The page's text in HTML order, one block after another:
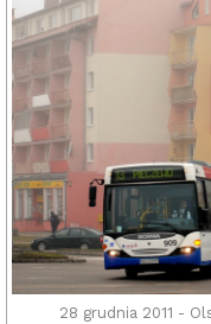
28 grudnia 2011 -